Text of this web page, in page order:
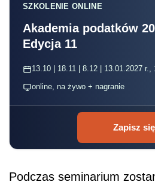
SZKOLENIE ONLINE
Akademia podatków
Edycja 11
13.10 | 18.11 | 8.12 | 13.01.2027 r.,
online, na żywo + nagranie
Zapisz się
Podczas seminarium